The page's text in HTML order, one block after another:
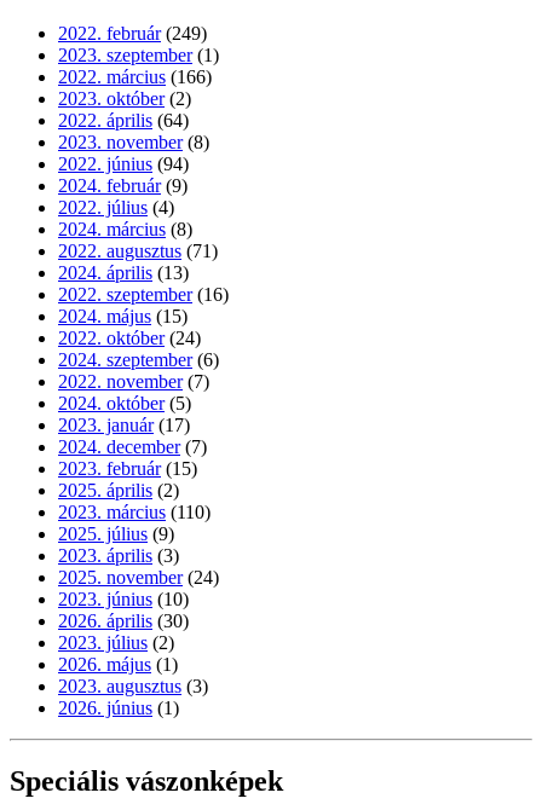
2022. február (249)
2023. szeptember (1)
2022. március (166)
2023. október (2)
2022. április (64)
2023. november (8)
2022. június (94)
2024. február (9)
2022. július (4)
2024. március (8)
2022. augusztus (71)
2024. április (13)
2022. szeptember (16)
2024. május (15)
2022. október (24)
2024. szeptember (6)
2022. november (7)
2024. október (5)
2023. január (17)
2024. december (7)
2023. február (15)
2025. április (2)
2023. március (110)
2025. július (9)
2023. április (3)
2025. november (24)
2023. június (10)
2026. április (30)
2023. július (2)
2026. május (1)
2023. augusztus (3)
2026. június (1)
Speciális vászonképek